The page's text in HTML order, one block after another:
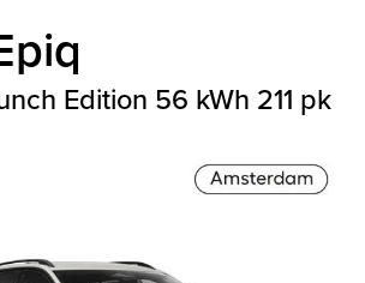
Edition 56 kWh 211 pk